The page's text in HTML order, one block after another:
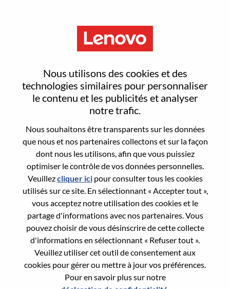
Nous utilisons des cookies et des
technologies similaires pour personnaliser
le contenu et les publicités et analyser
notre trafic.
Nous souhaitons être transparents sur les données
que nous et nos partenaires collectons et sur la façon
dont nous les utilisons, afin que vous puissiez
optimiser le contrôle de vos données personnelles.
Veuillezcliquer icipour consulter tous les cookies
utilisés sur ce site. En sélectionnant « Accepter tout »,
vous acceptez notre utilisation des cookies et le
partage d'informations avec nos partenaires. Vous
pouvez choisir de vous désinscrire de cette collecte
d'informations en sélectionnant « Refuser tout ».
Veuillez utiliser cet outil de consentement aux
cookies pour gérer ou mettre à jour vos préférences.
Pour en savoir plus sur notre
Reset password
Are you sure you want to reset your
Enter the email address associated with your
account, then click "Continue".
We will email you a link to reset your
password.
Reset password with your e-mail
E-mail*